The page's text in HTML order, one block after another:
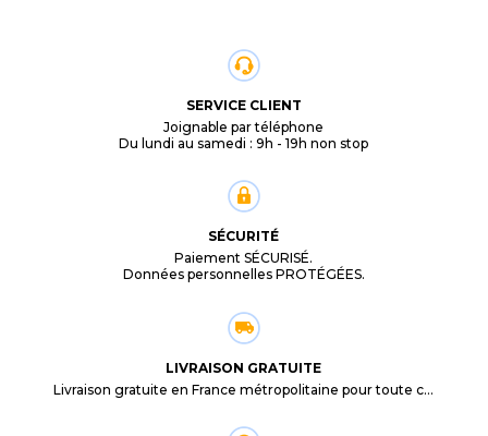
SERVICE CLIENT
Joignable par téléphone
Du lundi au samedi : 9h - 19h non stop
SÉCURITÉ
Paiement SÉCURISÉ.
Données personnelles PROTÉGÉES.
LIVRAISON GRATUITE
Livraison gratuite en France métropolitaine pour toute commande supérieure à 29,90€.